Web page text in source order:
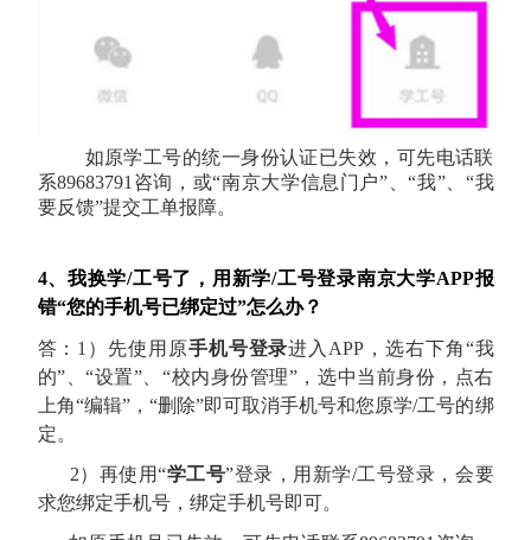
如原学工号的统一身份认证已失效，可先电话联
系89683791咨询，或“南京大学信息门户”、“我”、“我
要反馈”提交工单报障。
4、我换学/工号了，用新学/工号登录南京大学APP报
错“您的手机号已绑定过”怎么办？
答： 1）先使用原手机号登录进入APP，选右下角“我
的”、“设置”、“校内身份管理”，选中当前身份，点右
上角“编辑”，“删除”即可取消手机号和您原学/工号的绑
定。
2）再使用“学工号”登录，用新学/工号登录，会要
求您绑定手机号，绑定手机号即可。